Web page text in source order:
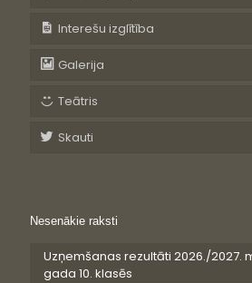
Interešu izglītība
Galerija
Teātris
Skauti
Nesenākie raksti
Uzņemšanas rezultāti 2026./2027.
gada 10. klasēs